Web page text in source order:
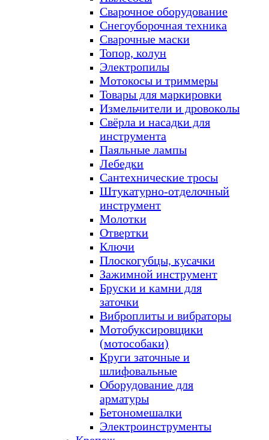
Сварочное оборудование
Снегоуборочная техника
Сварочные маски
Топор, колун
Электропилы
Мотокосы и триммеры
Товары для маркировки
Измельчители и дровоколы
Свёрла и насадки для
инструмента
Паяльные лампы
Лебедки
Сантехнические тросы
Штукатурно-отделочный
инструмент
Молотки
Отвертки
Ключи
Плоскогубцы, кусачки
Зажимной инструмент
Бруски и камни для
заточки
Виброплиты и вибраторы
Мотобуксировщики
(мотособаки)
Круги заточные и
шлифовальные
Оборудование для
арматуры
Бетономешалки
Электроинструменты